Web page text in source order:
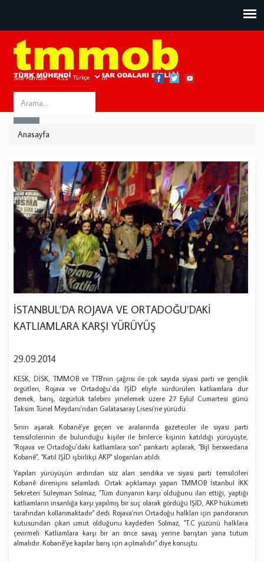
Site Haritası RSS Bize Ulaşın
Search
this
Anasayfa
İSTANBUL’DA ROJAVA VE ORTADOĞU’DAKİ
KATLIAMLARA KARŞI YÜRÜYÜŞ
29.09.2014
KESK, DİSK, TMMOB ve TTB'nin çağrısı ile çok sayıda siyasi parti ve gençlik
örgütleri, Rojava ve Ortadoğu`da IŞİD eliyle sürdürülen katliamlara dur
demek, barış, özgürlük talebini yinelemek üzere 27 Eylül Cumartesi günü
Taksim Tünel Meydanı'ndan Galatasaray Lisesi'ne yürüdü.
Sınırı aşarak Kobanê'ye geçen ve aralarında gazeteciler ile siyasi parti
temsilcilerinin de bulunduğu kişiler ile binlerce kişinin katıldığı yürüyüşte,
"Rojava ve Ortadoğu'daki katliamlara son" pankartı açılarak, "Bijî berxwedana
Kobanê", "Katil IŞİD işbirlikçi AKP" sloganları atıldı.
Yapılan yürüyüşün ardından söz alan sendika ve siyasi parti temsilcileri
Kobanê direnişini selamladı. Ortak açıklamayı yapan TMMOB İstanbul İKK
Sekreteri Süleyman Solmaz, "Tüm dünyanın karşı olduğunu ilan ettiği, yaptığı
katliamların insanlığa karşı yapılmış bir suç olarak gördüğü IŞİD, AKP hükümeti
tarafından kollanmaktadır" dedi. Rojava'nın Ortadoğu halkları için pandoranın
kutusundan çıkan umut olduğunu kaydeden Solmaz, "T.C yüzünü halklara
çevirmeli. Katliamlara karşı bir an önce savaş yerine barıştan yana tutum
almalıdır. Kobanê'ye kapılar barış için açılmalıdır" diye konuştu.